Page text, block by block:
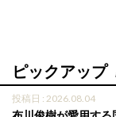
ピックアップ
投稿日 : 2026.08.04